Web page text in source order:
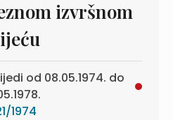
izvršnom
od 08.05.1974. do
1974